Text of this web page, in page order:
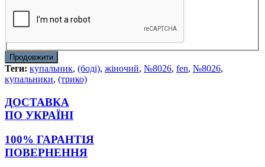
Продовжити
Теги: купальник, (боді), жіночий, №8026, fen, №8026,
купальники, (трико)
ДОСТАВКА
ПО УКРАЇНІ
100% ГАРАНТІЯ
ПОВЕРНЕННЯ